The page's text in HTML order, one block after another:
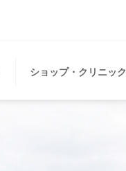
ショップ・クリニック